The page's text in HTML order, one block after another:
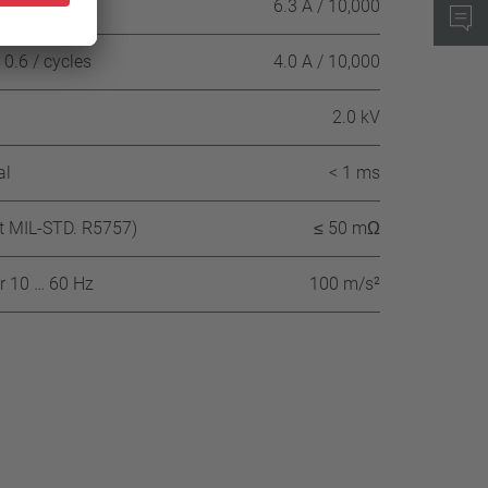
/ cycles 6.3 A / 10,000
0.6 / cycles 4.0 A / 10,000
2.0 kV
< 1 ms
STD. R5757) ≤ 50 mΩ
10 … 60 Hz 100 m/s²